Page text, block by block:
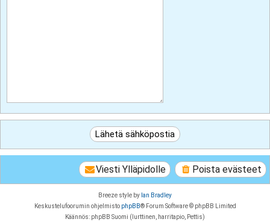
Poista evästeet
Viesti Ylläpidolle
Breeze style by Ian Bradley
Keskustelufoorumin ohjelmisto phpBB® Forum Software © phpBB Limited
Käännös: phpBB Suomi (lurttinen, harritapio, Pettis)